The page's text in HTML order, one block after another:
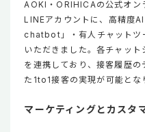
AOKI・ORIHICAの公式オン
LINEアカウントに、高精度
chatbot」・有人チャットツ
いただきました。各チャッ
を連携しており、接客履歴
た1to1接客の実現が可能とな
マーケティングとカスタ